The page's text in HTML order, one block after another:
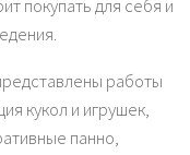
покупать для себя и
работы
кукол и игрушек,
панно,